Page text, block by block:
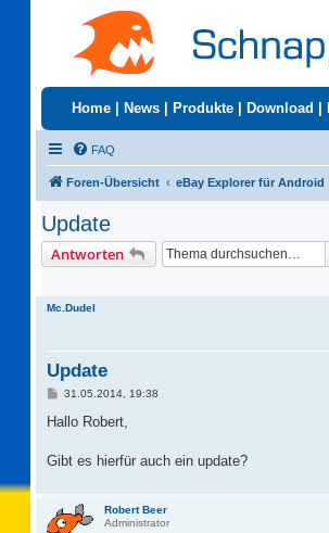
Home News Produkte Download
FAQ
Foren-Übersicht eBay Explorer für Android
Update
Antworten
Mc.Dudel
Update
B
i
a
31.05.2014, 19:38
Hallo Robert,
Gibt es hierfür auch ein update?
Robert Beer
Administrator